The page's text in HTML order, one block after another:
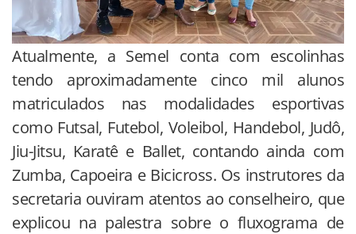
Atualmente, a Semel conta com escolinhas
tendo aproximadamente cinco mil alunos
matriculados nas modalidades esportivas
como Futsal, Futebol, Voleibol, Handebol, Judô,
Jiu-Jitsu, Karatê e Ballet, contando ainda com
Zumba, Capoeira e Bicicross. Os instrutores da
secretaria ouviram atentos ao conselheiro, que
explicou na palestra sobre o fluxograma de